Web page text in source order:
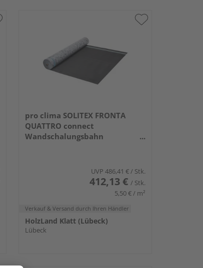
pro clima SOLITEX FRONTA
QUATTRO connect
Wandschalungsbahn
UVP 486,41 €/ Stk.
412,13 € / Stk.
5,50 € / m²
Verkauf & Versand durch Ihren Händler
HolzLand Klatt (Lübeck)
Lübeck